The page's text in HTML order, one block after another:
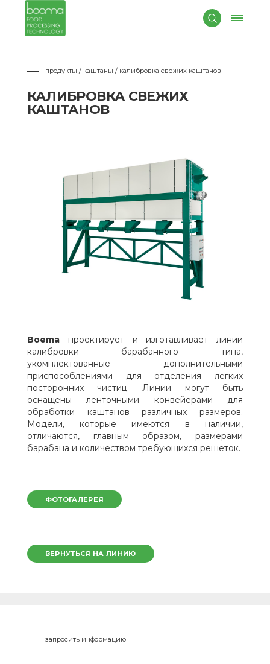
продукты / каштаны / калибровка свежих каштанов
КАЛИБРОВКА СВЕЖИХ
КАШТАНОВ
Boema проектирует и изготавливает линии
калибровки барабанного типа,
укомплектованные дополнительными
приспособлениями для отделения легких
посторонних чистиц. Линии могут быть
оснащены ленточными конвейерами для
обработки каштанов различных размеров.
Модели, которые имеются в наличии,
отличаются, главным образом, размерами
барабана и количеством требующихся решеток.
ФОТОГАЛЕРЕЯ
ВЕРНУТЬСЯ НА ЛИНИЮ
запросить информацию